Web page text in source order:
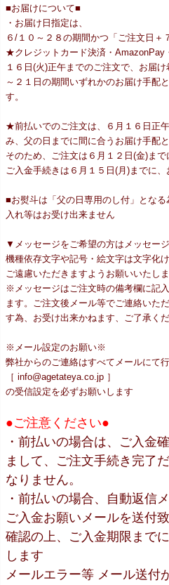
■お届けについて■
・お届け日指定は、
６/１０～２８の期間かつ「ご注文日＋
★クレジットカード決済・AmazonPay
１６日(火)正午までのご注文で、お届
～２１日の期間いずれかのお届け手配
す。
★前払いでのご注文は、６月１６日正
み、父の日までに間に合うお届け手配と
そのため、ご注文は６月１２日(金)まで
ご入金手続きは６月１５日(月)までに、
■お熨斗は「父の日専用のし付」とな
入れ等はお受け出来ません
▼メッセージをご希望の方はメッセー
機種依存文字や記号・絵文字は文字化
ご遠慮いただきますようお願いいたしま
※メッセージはご注文時の備考欄に記
ます。ご注文後メール等でご連絡いた
す為、お受け出来かねます、ご了承くだ
※メール設定のお願い※
弊社からのご連絡はすべてメールにて
［ info@agetateya.co.jp ］
の受信設定を必ずお願いします
●ご注意ください●
・前払いの場合は、ご入金
まして、ご注文手続き完了
なりません。
・前払いの場合、自動返信
ご入金お願いメールを送付
確認の上、ご入金期限まで
します
メールエラー等 メール送付